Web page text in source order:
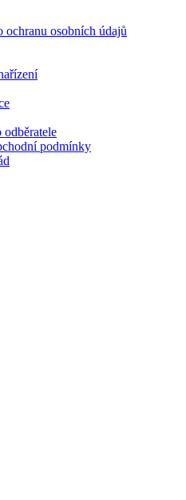
ochranu osobních údajů
odběratele
podmínky